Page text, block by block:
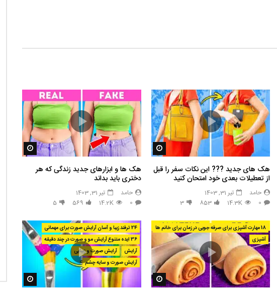
مشاهده بعدا مشاهده بعدا
هک های جدید ??️? این نکات سفر را قبل
از تعطیلات بعدی خود امتحان کنید
حامد
تیر 31, 1403
0
14.3K
853
3
مشاهده
هک ها و ابزارهای جدید زندگی که هر
دختری باید بداند
حامد
تیر 31, 1403
0
14.2K
569
5
18 مهارت آشپزی برای صرفه جویی در زمان برای خانم ها
آشپزی
مشاهده بعدا
24 ترفند زیبا و آسان آرایش صورت برای مهمانی
36 ایده متنوع آرایش مو و صورت در چند دقیقه
آرایش
آرایش صورت و زیبایی
آرایش صورت و سایه چشم
مشاهده